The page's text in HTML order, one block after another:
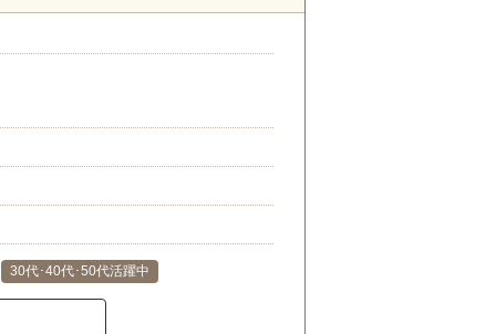
30代･40代･50代活躍中